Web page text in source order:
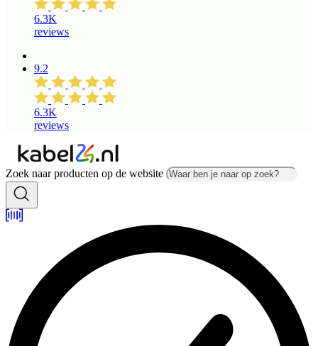
6.3K
reviews
9.2
6.3K
reviews
Zoek naar producten op de website